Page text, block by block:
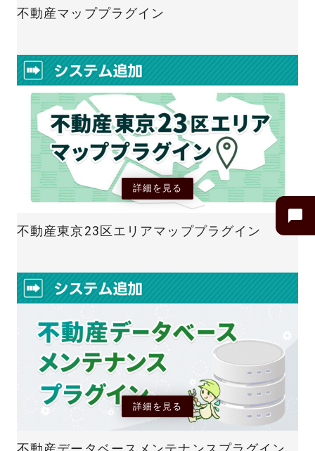
不動産マッププラグイン
詳細を見る
不動産東京23区エリアマッププラグイン
詳細を見る